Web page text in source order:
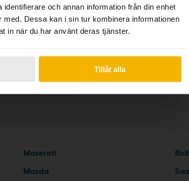
och annan information från din enhet
Dessa kan i sin tur kombinera informationen
in när du har använt deras tjänster.
Tillåt alla
BMW X5
Maserati
Mazda